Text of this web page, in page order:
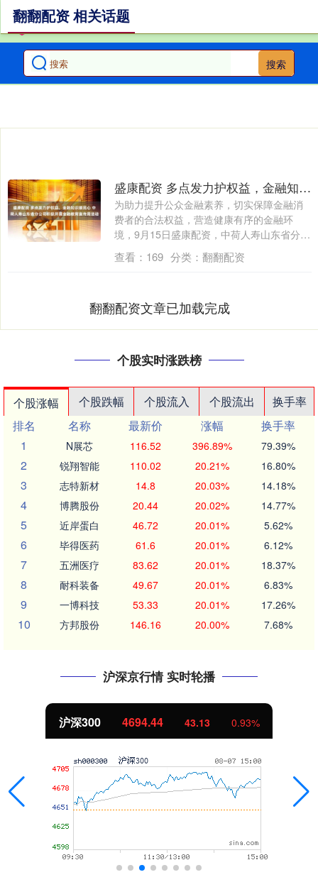
搜索
翻翻配资 相关话题
盛康配资 多点发力护权益，金融知识暖民心 中荷人寿山东省分公司积极开展金融教育宣传周活动
为助力提升公众金融素养，切实保障金融消
费者的合法权益，营造健康有序的金融环
境，9月15日盛康配资，中荷人寿山东省分公
司积....
查看： 169 分类： 翻翻配资
翻翻配资文章已加载完成
个股实时涨跌榜
个股涨幅 个股跌幅 个股流入 个股流出
换手率
排名
名称 最新价 涨幅
换手率
1
N展芯 116.52 396.89% 79.39%
2 锐翔智能 110.02 20.21% 16.80%
3 志特新材 14.8 20.03% 14.18%
4 博腾股份 20.44 20.02% 14.77%
5 近岸蛋白 46.72 20.01% 5.62%
6 毕得医药 61.6 20.01% 6.12%
7 五洲医疗 83.62 20.01% 18.37%
8 耐科装备 49.67 20.01% 6.83%
9 一博科技 53.33 20.01% 17.26%
10 方邦股份 146.16 20.00% 7.68%
沪深京行情 实时轮播
沪深300 4694.44 43.13 0.93%